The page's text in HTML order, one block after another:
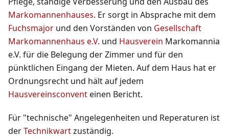
Markomannenhauses. Er sorgt in Absprache mit dem
Fuchsmajor und den Vorständen von Gesellschaft
Markomannenhaus e.V. und Hausverein Markomannia
e.V. für die Belegung der Zimmer und für den
pünktlichen Eingang der Mieten. Auf dem Haus hat er
Ordnungsrecht und hält auf jedem
Hausvereinsconventeinen Bericht.
Für "technische" Angelegenheiten und Reperaturen ist
derTechnikwartzuständig.